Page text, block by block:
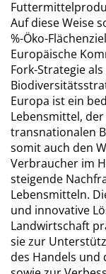
Auf diese Weise
%-Öko-
Europäische
Fork-Strategie
Europa ist ein
Lebensmittel,
transnationalen
somit auch den
Verbraucher im
steigende
Lebensmitteln.
und innovative
Landwirtschaft
sie zur
des Handels und